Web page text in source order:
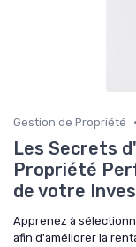
Gestion de Propriété •
Les Secrets
Propriété
de votre
Apprenez à
afin d'améliorer la